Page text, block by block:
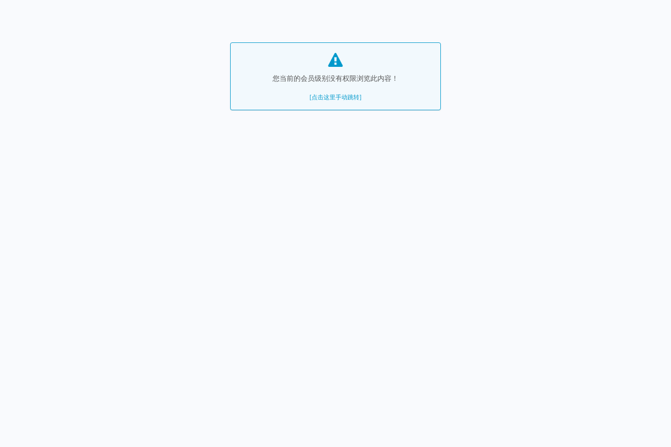
您当前的会员级别没有权限浏览此内容！
[点击这里手动跳转]